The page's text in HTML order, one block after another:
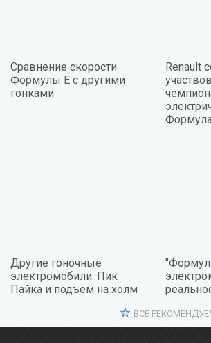
Сравнение скорости
Формулы Е с другими
гонками
Renault
Другие гоночные
электромобили: Пик
Пайка и подъём на холм
ВСЕ